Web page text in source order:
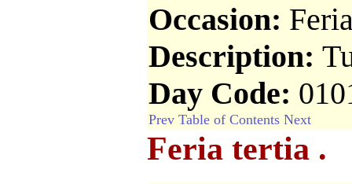
Occasion:
Description:
Day Code:
Prev Table of Contents Next
Feria tertia .